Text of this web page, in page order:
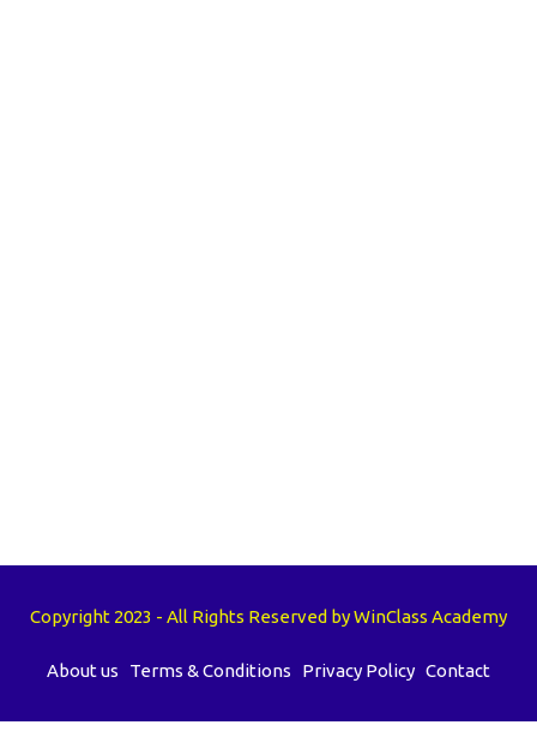
Copyright 2023 - All Rights Reserved by WinClass Academy
About us Terms & Conditions Privacy Policy Contact